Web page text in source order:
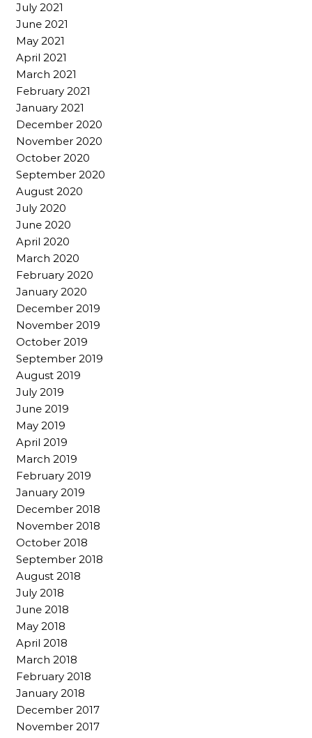
July 2021
June 2021
May 2021
April 2021
March 2021
February 2021
January 2021
December 2020
November 2020
October 2020
September 2020
August 2020
July 2020
June 2020
April 2020
March 2020
February 2020
January 2020
December 2019
November 2019
October 2019
September 2019
August 2019
July 2019
June 2019
May 2019
April 2019
March 2019
February 2019
January 2019
December 2018
November 2018
October 2018
September 2018
August 2018
July 2018
June 2018
May 2018
April 2018
March 2018
February 2018
January 2018
December 2017
November 2017